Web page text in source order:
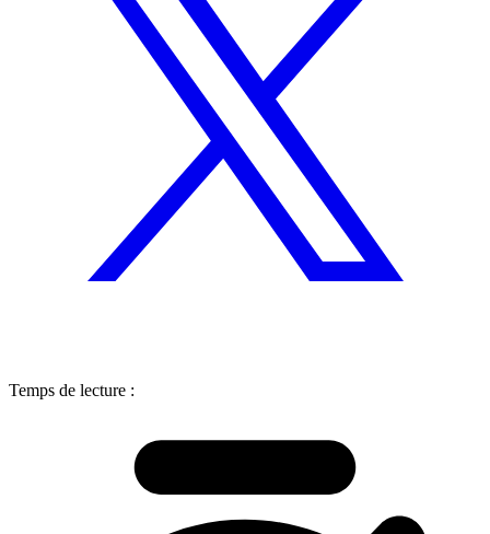
Temps de lecture :